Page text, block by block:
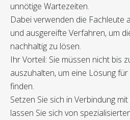
unnötige Wartezeiten.
Dabei verwenden die Fachleute
und ausgereifte Verfahren, um
nachhaltig zu lösen.
Ihr Vorteil: Sie müssen nicht bis
auszuhalten, um eine Lösung
finden.
Setzen Sie sich in Verbindung
lassen Sie sich von